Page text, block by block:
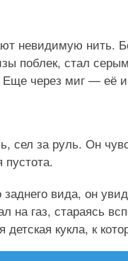
невидимую нить.
поблек, стал
Еще через миг — её
сел за руль. Он
пустота.
вида, он
газ, стараясь
кукла, к